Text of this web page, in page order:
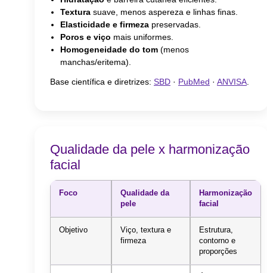
Texturasuave, menos aspereza e linhas finas.
Elasticidade e firmezapreservadas.
Poros e viço mais uniformes.
Homogeneidade do tom(menos
manchas/eritema).
Base científica e diretrizes: SBD · PubMed · ANVISA
Qualidade da pele x harmonização
facial
Foco
Qualidade da
pele
Harmonização
facial
Objetivo
Viço, textura e
firmeza
Estrutura,
contorno e
proporções